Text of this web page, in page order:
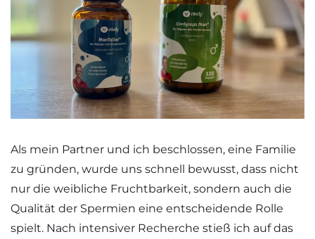
Als mein Partner und ich beschlossen, eine Familie
zu gründen, wurde uns schnell bewusst, dass nicht
nur die weibliche Fruchtbarkeit, sondern auch die
Qualität der Spermien eine entscheidende Rolle
spielt. Nach intensiver Recherche stieß ich auf das